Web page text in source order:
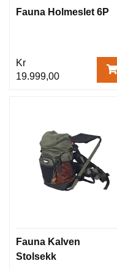
Fauna Holmeslet 6P
Kr
19.999,00
Fauna Kalven
Stolsekk